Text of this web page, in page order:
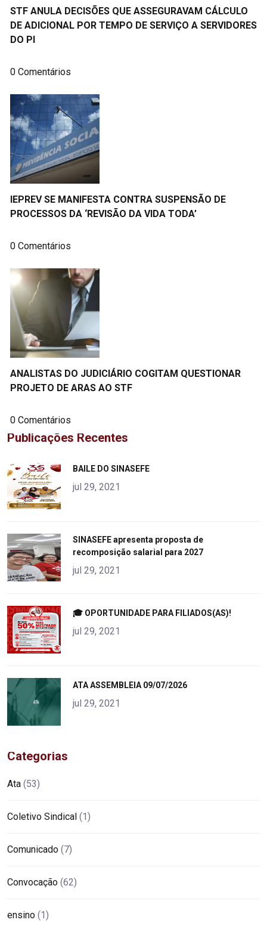
STF ANULA DECISÕES QUE ASSEGURAVAM CÁLCULO
DE ADICIONAL POR TEMPO DE SERVIÇO A SERVIDORES
DO PI
0 Comentários
IEPREV SE MANIFESTA CONTRA SUSPENSÃO DE
PROCESSOS DA ‘REVISÃO DA VIDA TODA’
0 Comentários
ANALISTAS DO JUDICIÁRIO COGITAM QUESTIONAR
PROJETO DE ARAS AO STF
0 Comentários
Publicações Recentes
alt="product">
BAILE DO SINASEFE
jul 29, 2021
alt="product">
SINASEFE apresenta proposta de
recomposição salarial para 2027
jul 29, 2021
alt="product">
🎓 OPORTUNIDADE PARA FILIADOS(AS)!
jul 29, 2021
alt="product">
ATA ASSEMBLEIA 09/07/2026
jul 29, 2021
Categorias
Ata (53)
Coletivo Sindical (1)
Comunicado (7)
Convocação (62)
ensino (1)